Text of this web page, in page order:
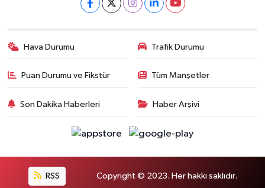
Hava Durumu Trafik Durumu
Puan Durumu ve Fikstür Tüm Manşetler
Son Dakika Haberleri Haber Arşivi
RSS Copyright © 2023. Her hakkı saklıdır.